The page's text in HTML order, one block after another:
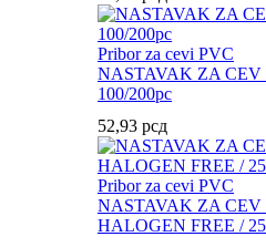
Pribor za cevi PVC
NASTAVAK ZA CEV
100/200pc
52,93 рсд
Pribor za cevi PVC
NASTAVAK ZA CEV
HALOGEN FREE /